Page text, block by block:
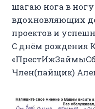
шагаю нога в
вдохновляющих
проектов и
С днём рождения
Член(пайщик)